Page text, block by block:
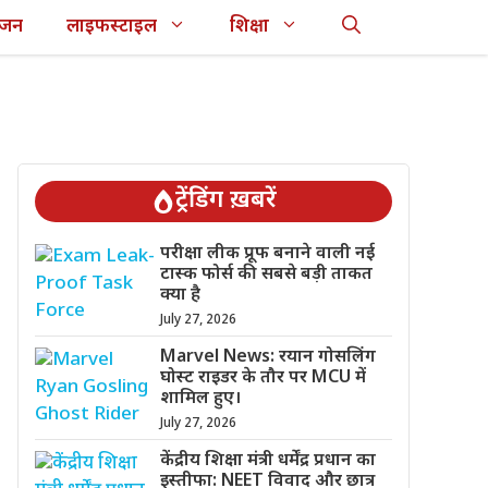
लाइफस्टाइल शिक्षा
ट्रेंडिंग ख़बरें
परीक्षा लीक प्रूफ बनाने वाली नई
टास्क फोर्स की सबसे बड़ी ताकत
क्या है
July 27, 2026
Marvel News: रयान गोसलिंग
घोस्ट राइडर के तौर पर MCU में
शामिल हुए।
July 27, 2026
केंद्रीय शिक्षा मंत्री धर्मेंद्र प्रधान का
इस्तीफा: NEET विवाद और छात्र